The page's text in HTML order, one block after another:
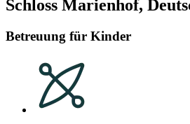
Schloss Marienhof,
Betreuung für Kinder